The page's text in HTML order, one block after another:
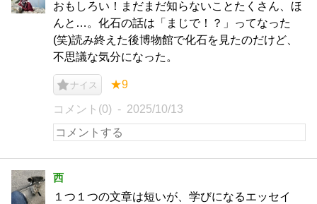
おもしろい！まだまだ知らないことたくさん、ほ
んと…。化石の話は「まじで！？」ってなった
(笑)読み終えた後博物館で化石を見たのだけど、
不思議な気分になった。
ナイス ★9
コメント(0) 2025/10/13
西
１つ１つの文章は短いが、学びになるエッセイ